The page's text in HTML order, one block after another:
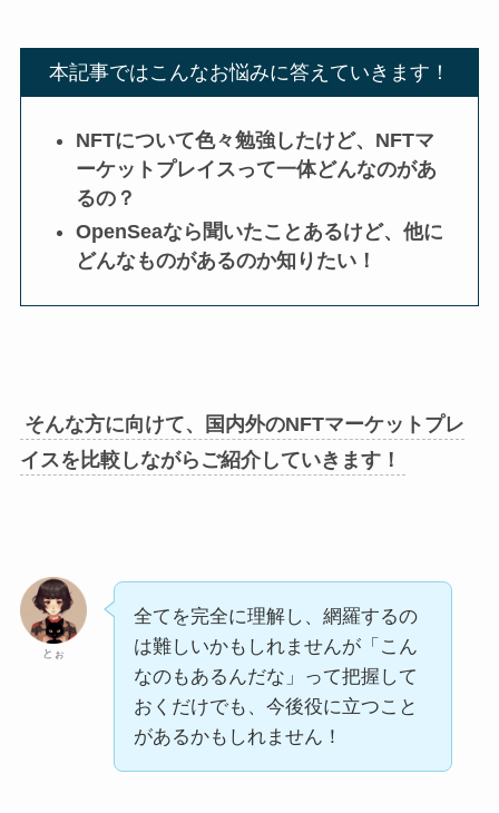
本記事ではこんなお悩みに答えていきます！
NFTについて色々勉強したけど、NFTマ
ーケットプレイスって一体どんなのがあ
るの？
OpenSeaなら聞いたことあるけど、他に
どんなものがあるのか知りたい！
そんな方に向けて、国内外のNFTマーケットプレ
イスを比較しながらご紹介していきます！
とぉ
全てを完全に理解し、網羅するの
は難しいかもしれませんが「こん
なのもあるんだな」って把握して
おくだけでも、今後役に立つこと
があるかもしれません！